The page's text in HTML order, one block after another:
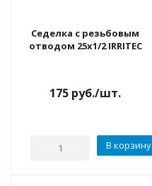
Седелка с резьбовым
отводом 25x1/2 IRRITEC
175 руб./шт.
В корзину